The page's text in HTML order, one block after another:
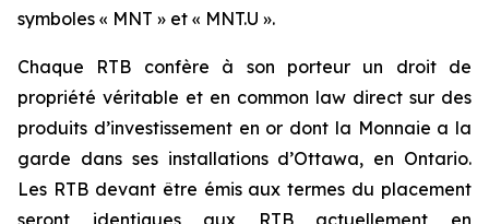
symboles « MNT » et « MNT.U ».
Chaque RTB confère à son porteur un droit de
propriété véritable et en common law direct sur des
produits d’investissement en or dont la Monnaie a la
garde dans ses installations d’Ottawa, en Ontario.
Les RTB devant être émis aux termes du placement
seront identiques aux RTB actuellement en